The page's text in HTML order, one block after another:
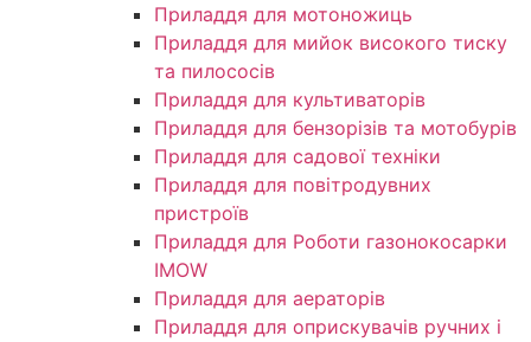
Приладдя для мотоножиць
Приладдя для мийок високого тиску
та пилососів
Приладдя для культиваторів
Приладдя для бензорізів та мотобурів
Приладдя для садової техніки
Приладдя для повітродувних
пристроїв
Приладдя для Роботи газонокосарки
IMOW
Приладдя для аераторів
Приладдя для оприскувачів ручних і